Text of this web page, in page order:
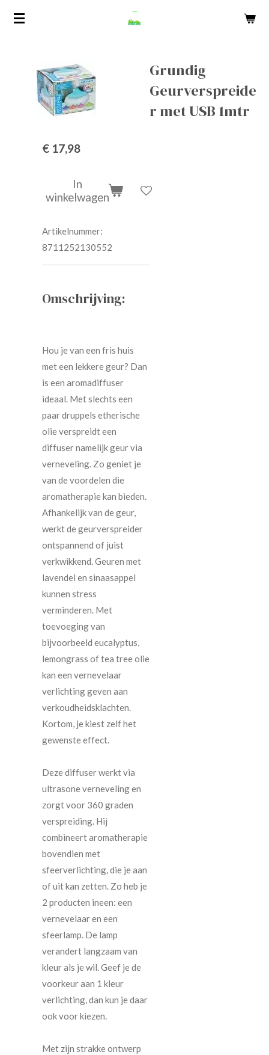
Ga
hoofdinhoud
Grundig
Geurverspreide
r met USB 1mtr
€ 17,98
In
winkelwagen
Artikelnummer:
8711252130552
Omschrijving:
Hou je van een fris huis
met een lekkere geur? Dan
is een aromadiffuser
ideaal. Met slechts een
paar druppels etherische
olie verspreidt een
diffuser namelijk geur via
verneveling. Zo geniet je
van de voordelen die
aromatherapie kan bieden.
Afhankelijk van de geur,
werkt de geurverspreider
ontspannend of juist
verkwikkend. Geuren met
lavendel en sinaasappel
kunnen stress
verminderen. Met
toevoeging van
bijvoorbeeld eucalyptus,
lemongrass of tea tree olie
kan een vernevelaar
verlichting geven aan
verkoudheidsklachten.
Kortom, je kiest zelf het
gewenste effect.
Deze diffuser werkt via
ultrasone verneveling en
zorgt voor 360 graden
verspreiding. Hij
combineert aromatherapie
bovendien met
sfeerverlichting, die je aan
of uit kan zetten. Zo heb je
2 producten ineen: een
vernevelaar en een
sfeerlamp. De lamp
verandert langzaam van
kleur als je wil. Geef je de
voorkeur aan 1 kleur
verlichting, dan kun je daar
ook voor kiezen.
Met zijn strakke ontwerp